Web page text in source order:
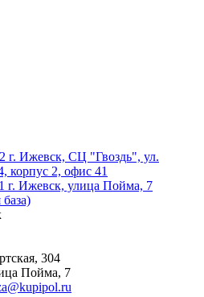
г. Ижевск, СЦ "Гвоздь", ул.
корпус 2, офис 41
г. Ижевск, улица Пойма, 7
304
Пойма, 7